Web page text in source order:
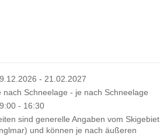
- 21.02.2027
nach Schneelage - je nach Schneelage
- 16:30
sind generelle Angaben vom Skigebiet
und können je nach äußeren